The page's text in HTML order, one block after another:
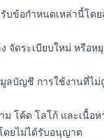
บข้อกำหนดเหล่านี้โด
จัดระเบียบใหม่ หรือ
บัญชี การใช้งานที่ไม่
โค้ด โลโก้ และเนื้อ
ดยไม่ได้รับอนุญาต